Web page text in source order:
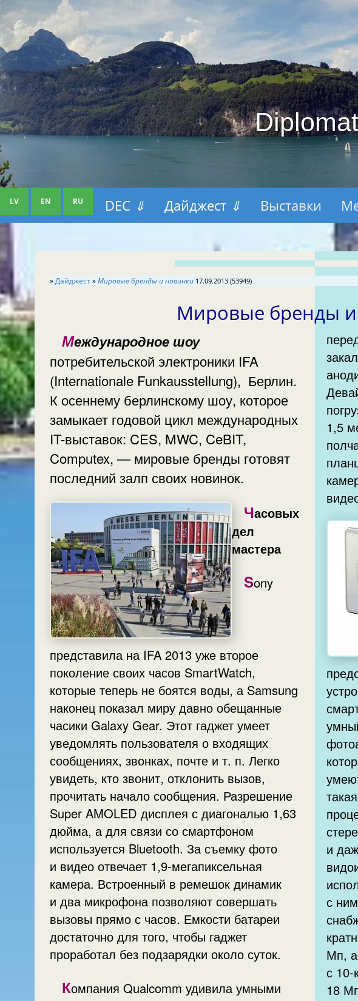
LV EN RU DEC ⇓ Дайджест ⇓ Выставки
»Дайджест»Мировые бренды и новинки 17.09.2013 (53949)
Мировые бренды
Международное шоу
потребительской электроники IFA
(Internationale Funkausstellung), Берлин.
К осеннему берлинскому шоу, которое
замыкает годовой цикл международных
IT-выставок: CES, MWC, CeBIT,
Computex, — мировые бренды готовят
последний залп своих новинок.
Часовых
дел
мастера
Sony
представила на IFA 2013 уже второе
поколение своих часов SmartWatch,
которые теперь не боятся воды, а Samsung
наконец показал миру давно обещанные
часики Galaxy Gear. Этот гаджет умеет
уведомлять пользователя о входящих
сообщениях, звонках, почте и т. п. Легко
увидеть, кто звонит, отклонить вызов,
прочитать начало сообщения. Разрешение
Super AMOLED дисплея с диагональю 1,63
дюйма, а для связи со смартфоном
используется Bluetooth. За съемку фото
и видео отвечает 1,9-мегапиксельная
камера. Встроенный в ремешок динамик
и два микрофона позволяют совершать
вызовы прямо с часов. Емкости батареи
достаточно для того, чтобы гаджет
проработал без подзарядки около суток.
Компания Qualcomm удивила умными
1,5
камера, которая
и
с
Мп,
с
18